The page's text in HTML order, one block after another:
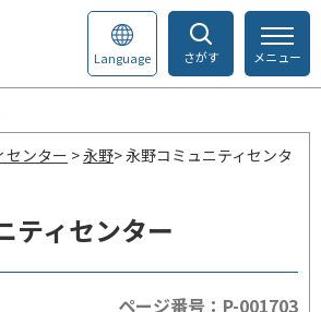
さがす
Language メニュー
センター >永野> 永野コミュニティセンタ
ティセンター
ページ番号：P-001703